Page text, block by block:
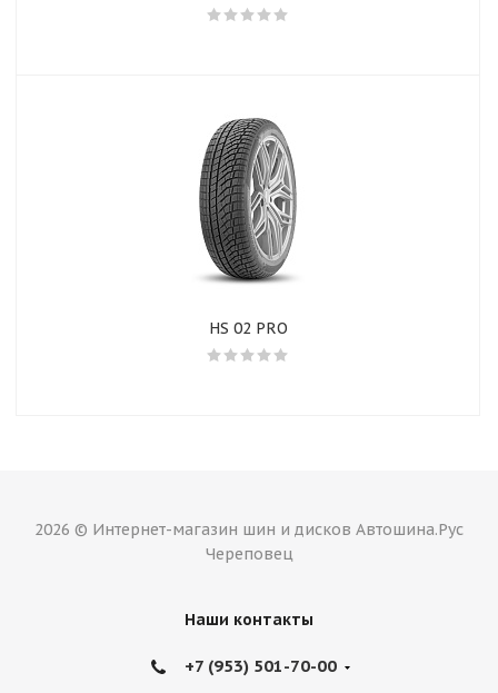
HS 02 PRO
2026 © Интернет-магазин шин и дисков Автошина.Рус
Череповец
Наши контакты
+7 (953) 501-70-00